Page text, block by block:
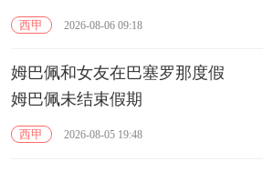
西甲 2026-08-06 09:18
姆巴佩和女友在巴塞罗那度假
姆巴佩未结束假期
西甲 2026-08-05 19:48